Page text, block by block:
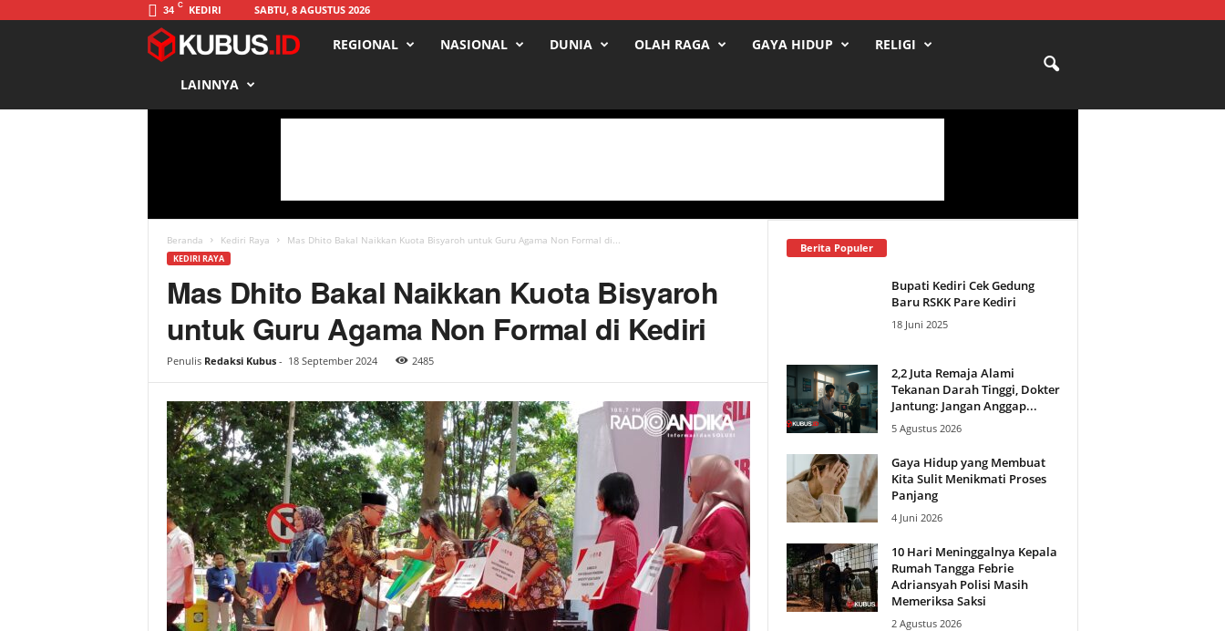
34 C KEDIRI SABTU, 8 AGUSTUS 2026
s
REGIONAL NASIONAL DUNIA OLAH RAGA GAYA HIDUP RELIGI
LAINNYA
Beranda Kediri Raya Mas Dhito Bakal Naikkan Kuota Bisyaroh untuk Guru Agama Non Formal di...
KEDIRI RAYA
Mas Dhito Bakal Naikkan Kuota Bisyaroh
untuk Guru Agama Non Formal di Kediri
Penulis Redaksi Kubus- 18 September 2024 2485
Berita Populer
Bupati Kediri Cek Gedung
Baru RSKK Pare Kediri
18 Juni 2025
2,2 Juta Remaja Alami
Tekanan Darah Tinggi, Dokter
Jantung: Jangan Anggap...
5 Agustus 2026
Gaya Hidup yang Membuat
Kita Sulit Menikmati Proses
Panjang
4 Juni 2026
10 Hari Meninggalnya Kepala
Rumah Tangga Febrie
Adriansyah Polisi Masih
Memeriksa Saksi
2 Agustus 2026